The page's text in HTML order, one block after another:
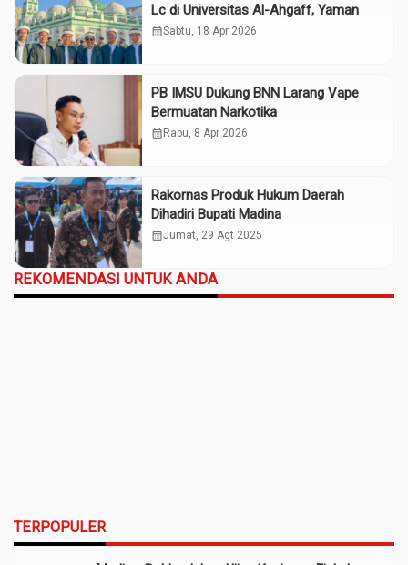
Lc di Universitas Al-Ahgaff, Yaman
calendar_monthSabtu, 18 Apr 2026
PB IMSU Dukung BNN Larang Vape
Bermuatan Narkotika
calendar_month Rabu, 8 Apr 2026
Rakornas Produk Hukum Daerah
Dihadiri Bupati Madina
calendar_monthJumat, 29 Agt 2025
REKOMENDASI UNTUK ANDA
TERPOPULER